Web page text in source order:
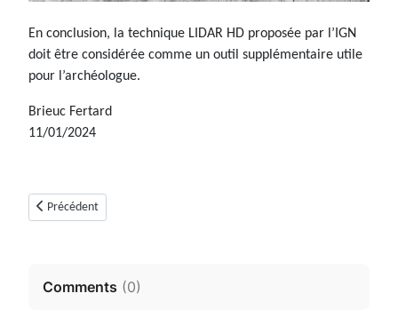
En conclusion, la technique LIDAR HD proposée par l’IGN
doit être considérée comme un outil supplémentaire utile
pour l’archéologue.
Brieuc Fertard
11/01/2024
Article précédent : Les fichiers LIDAR HD de l’IGN - 2ème partie :
Précédent
Comments (0)